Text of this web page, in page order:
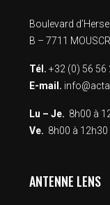
Boulevard
B – 7711
Tél. +32 (0) 56 56
E-mail.
Lu – Je. 8h00 à
Ve. 8h00 à
ANTENNE LENS